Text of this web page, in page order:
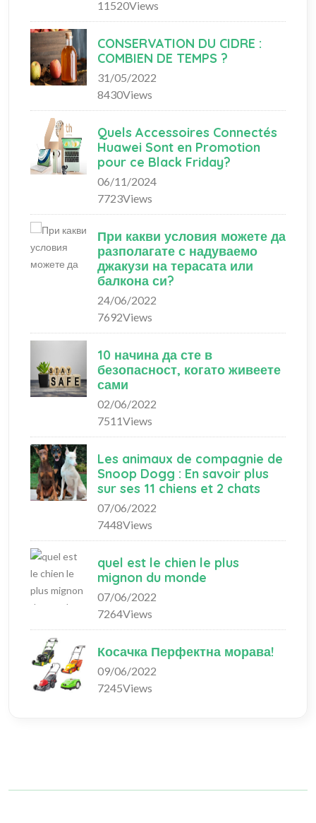
11520Views
CONSERVATION DU CIDRE :
COMBIEN DE TEMPS ?
31/05/2022
8430Views
Quels Accessoires Connectés
Huawei Sont en Promotion
pour ce Black Friday?
06/11/2024
7723Views
При какви условия можете да
разполагате с надуваемо
джакузи на терасата или
балкона си?
24/06/2022
7692Views
10 начина да сте в
безопасност, когато живеете
сами
02/06/2022
7511Views
Les animaux de compagnie de
Snoop Dogg : En savoir plus
sur ses 11 chiens et 2 chats
07/06/2022
7448Views
quel est le chien le plus
mignon du monde
07/06/2022
7264Views
Косачка Перфектна морава!
09/06/2022
7245Views